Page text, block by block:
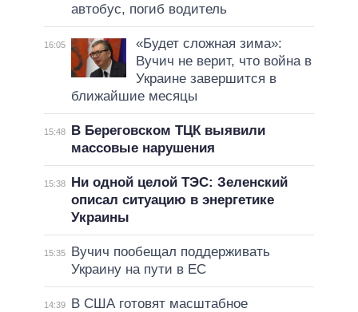
автобус, погиб водитель
16:05
«Будет сложная зима»:
Вучич не верит, что война в
Украине завершится в
ближайшие месяцы
15:48
В Береговском ТЦК выявили
массовые нарушения
15:38
Ни одной целой ТЭС: Зеленский
описал ситуацию в энергетике
Украины
15:35
Вучич пообещал поддерживать
Украину на пути в ЕС
14:39
В США готовят масштабное